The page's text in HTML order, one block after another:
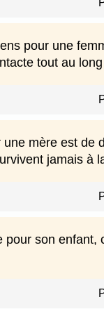
pour une
tout au
une mère est de
jamais à
pour son